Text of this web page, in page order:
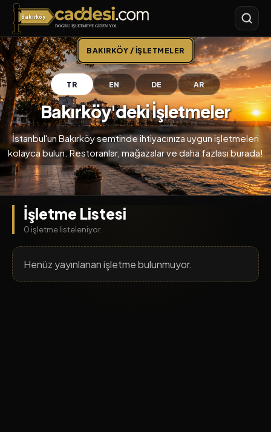
Bakırköy
Caddesi.com
BAKIRKÖY / İŞLETMELER
TR EN DE AR
Bakırköy'deki İşletmeler
İstanbul'un Bakırköy semtinde ihtiyacınıza uygun işletmeleri
kolayca bulun. Restoranlar, mağazalar ve daha fazlası burada!
İşletme Listesi
0 işletme listeleniyor.
Henüz yayınlanan işletme bulunmuyor.